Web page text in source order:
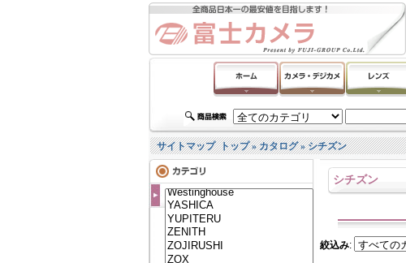
サイトマップ トップ»カタログ»シチズン
シチズン
絞込み: